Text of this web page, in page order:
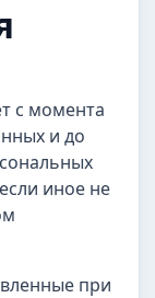
с момента
и до
иное не
при